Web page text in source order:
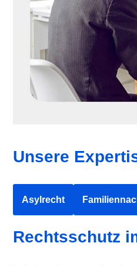
Unsere
Asylrecht
Rechtsschutz